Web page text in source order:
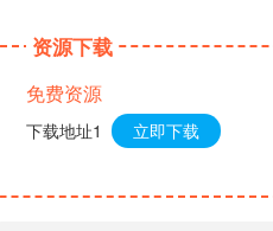
资源下载
免费资源
下载地址1 立即下载